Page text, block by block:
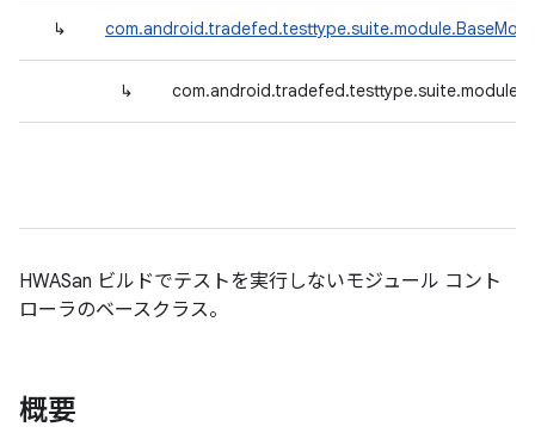
↳
↳
HWASan ビルドでテストを実行しないモジュール コント
ローラのベースクラス。
概要